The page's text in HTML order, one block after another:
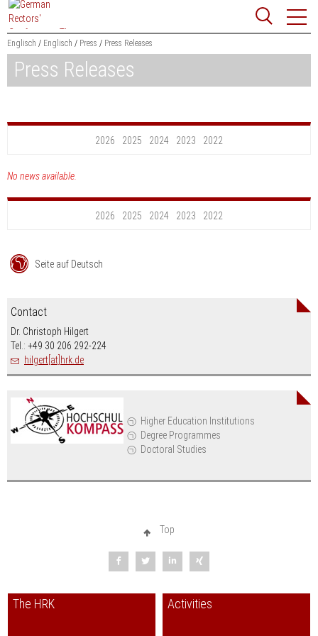
Jump
to
content
Website
search
Searchword
Search
Englisch Englisch Press Press Releases
Press Releases
2026 2025 2024 2023 2022
No news available.
2026 2025 2024 2023 2022
Higher Education Institutions
Degree Programmes
Doctoral Studies
Seite auf Deutsch
Contact
Dr. Christoph Hilgert
Tel.: +49 30 206 292-224
hilgert[at]hrk.de
Top
The HRK Activities